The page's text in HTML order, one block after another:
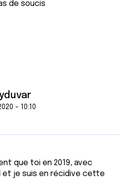
de soucis
- 10:10
que toi en 2019, avec
je suis en récidive cette